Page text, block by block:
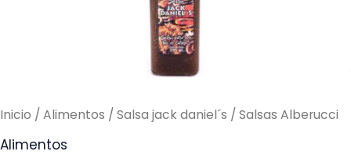
Inicio / Alimentos / Salsa jack daniel´s / Salsas Alberucci
Alimentos